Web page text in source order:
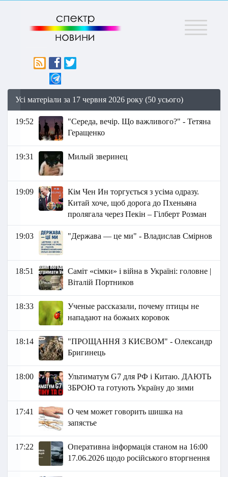
Меню
Усі матеріали за 17 червня 2026 року (50 усього)
19:52
"Середа, вечір. Що важливого?" - Тетяна
Геращенко
19:31 Милый зверинец
19:09
Кім Чен Ин торгується з усіма одразу.
Китай хоче, щоб дорога до Пхеньяна
пролягала через Пекін – Гілберт Розман
19:03 "Держава — це ми" - Владислав Смірнов
18:51
Саміт «сімки» і війна в Україні: головне |
Віталій Портников
18:33
Ученые рассказали, почему птицы не
нападают на божьих коровок
18:14
"ПРОЩАННЯ З КИЄВОМ" - Олександр
Бригинець
18:00
Ультиматум G7 для РФ і Китаю. ДАЮТЬ
ЗБРОЮ та готують Україну до зими
17:41
О чем может говорить шишка на
запястье
17:22
Оперативна інформація станом на 16:00
17.06.2026 щодо російського вторгнення